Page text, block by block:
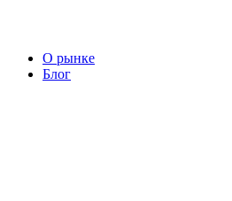
О рынке
Блог